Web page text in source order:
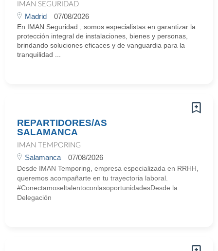
IMAN SEGURIDAD
Madrid 07/08/2026
En IMAN Seguridad , somos especialistas en garantizar la
protección integral de instalaciones, bienes y personas,
brindando soluciones eficaces y de vanguardia para la
tranquilidad ...
REPARTIDORES/AS
SALAMANCA
IMAN TEMPORING
Salamanca 07/08/2026
Desde IMAN Temporing, empresa especializada en RRHH,
queremos acompañarte en tu trayectoria laboral.
#ConectamoseltalentoconlasoportunidadesDesde la
Delegación